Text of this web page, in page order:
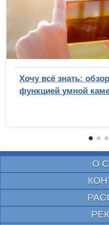
Хочу всё знать:
функцией умной
О